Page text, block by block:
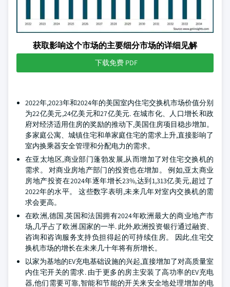
获取影响这个市场的主要细分市场的详细见解
下载免费 PDF
2022年,2023年和2024年的美国室内住宅交换机市场价值分别
为22亿美元,24亿美元和27亿美元. 在城市化、人口增长和政
府对经济适用住房的奖励的推动下,美国住房项目稳步增加。
多家庭公寓、城镇住宅和单家庭住宅的需求上升,直接影响了
室内换乘器安全管理和分配电力的需求。
在亚太地区,商业部门蓬勃发展,从而增加了对住宅交换机的
需求。 对商业房地产部门的投资也在增加。 例如,亚太商业
房地产投资在2024年逐年增长23%,达到1,313亿美元,超过了
2022年的水平。 这些数字表明,未来几年对室内交换机的需
求会更高。
在欧洲,德国,英国和法国拥有2024年欧洲最大的商业地产市
场,几乎占了欧洲.国家的一半. 此外,欧洲投资银行通过融资、
咨询和咨询服务支持负担得起的可持续住房。 因此,住宅交
换机市场的增长在未来几十年将有所增长。
以家为基地的EV充电基础设施的兴起,直接增加了对高质量室
内住宅开关的需求. 由于更多的房主安装了高功率的EV充电
器,他们需要可靠,智能和节能的开关来安全地处理增加的电